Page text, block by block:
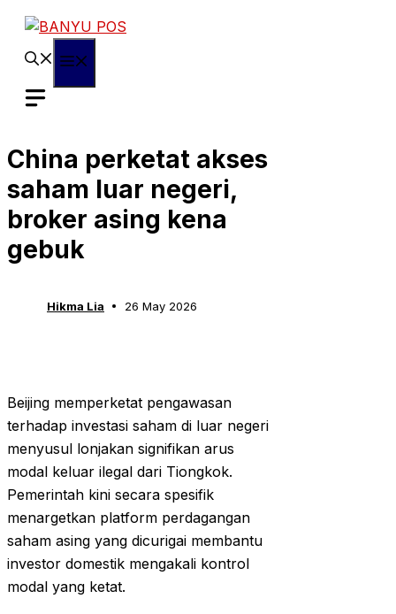
Skip
content
China perketat akses
saham luar negeri,
broker asing kena
gebuk
Hikma Lia 26 May 2026
Beijing memperketat pengawasan
terhadap investasi saham di luar negeri
menyusul lonjakan signifikan arus
modal keluar ilegal dari Tiongkok.
Pemerintah kini secara spesifik
menargetkan platform perdagangan
saham asing yang dicurigai membantu
investor domestik mengakali kontrol
modal yang ketat.